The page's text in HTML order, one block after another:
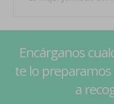
Encárganos
te lo
a